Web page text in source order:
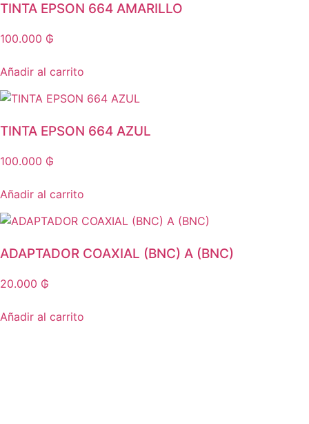
TINTA EPSON 664 AMARILLO
100.000 ₲
Añadir al carrito
TINTA EPSON 664 AZUL
100.000 ₲
Añadir al carrito
ADAPTADOR COAXIAL (BNC) A (BNC)
20.000 ₲
Añadir al carrito